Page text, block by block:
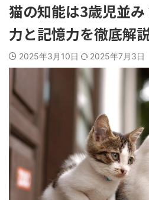
猫の知能は3歳児並
力と記憶力を徹底解
2025年3月10日 2025年7月3日